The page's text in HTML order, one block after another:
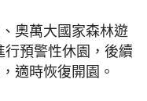
奧萬大國家森林遊
預警性休園，後續
適時恢復開園。